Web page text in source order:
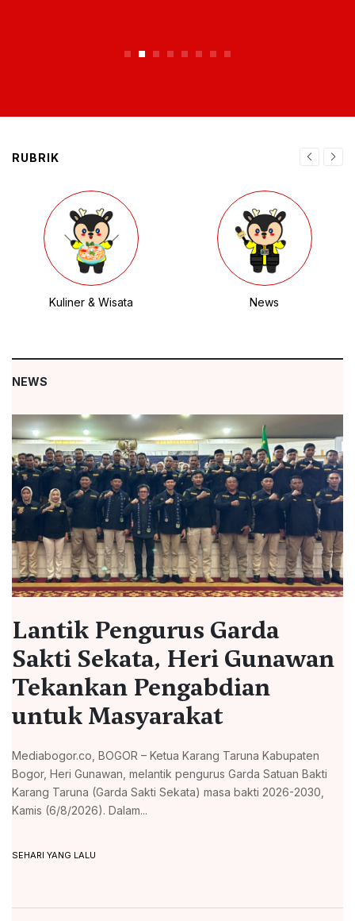
RUBRIK
Kuliner & Wisata News
NEWS
Lantik Pengurus Garda
Sakti Sekata, Heri Gunawan
Tekankan Pengabdian
untuk Masyarakat
Mediabogor.co, BOGOR – Ketua Karang Taruna Kabupaten
Bogor, Heri Gunawan, melantik pengurus Garda Satuan Bakti
Karang Taruna (Garda Sakti Sekata) masa bakti 2026-2030,
Kamis (6/8/2026). Dalam...
SEHARI YANG LALU